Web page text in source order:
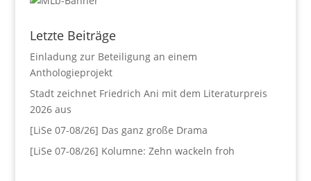
Letzte Beiträge
Einladung zur Beteiligung an einem
Anthologieprojekt
Stadt zeichnet Friedrich Ani mit dem Literaturpreis
2026 aus
[LiSe 07-08/26] Das ganz große Drama
[LiSe 07-08/26] Kolumne: Zehn wackeln froh